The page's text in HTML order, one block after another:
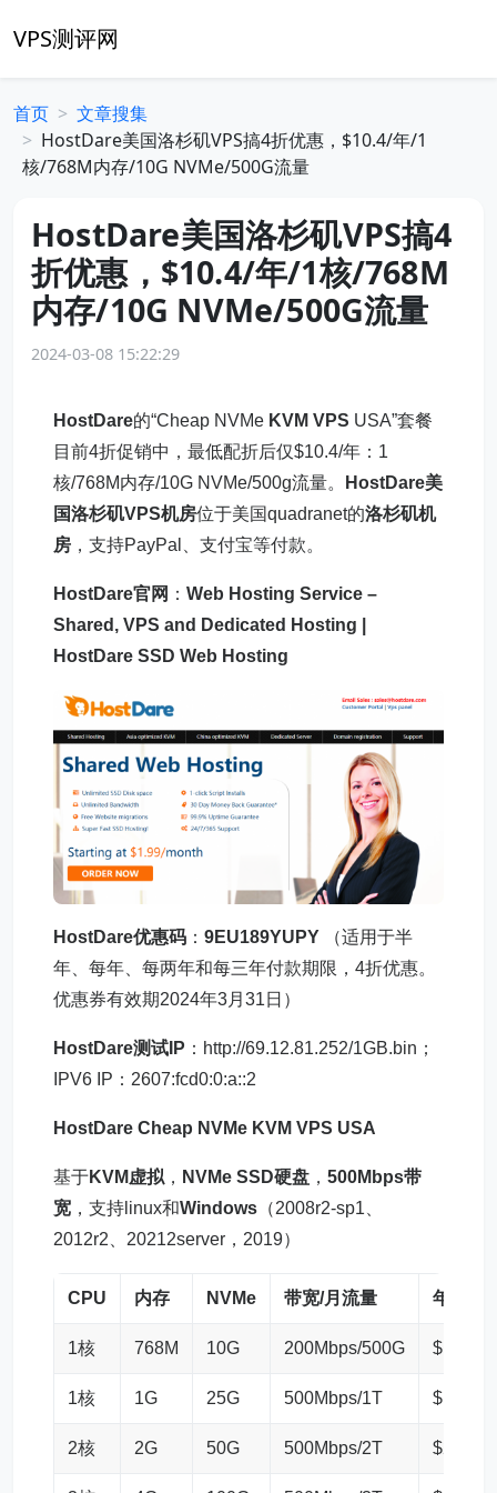
VPS测评网
首页
文章搜集
HostDare美国洛杉矶VPS搞4折优惠，$10.4/年/1
核/768M内存/10G NVMe/500G流量
HostDare美国洛杉矶VPS搞4
折优惠，$10.4/年/1核/768M
内存/10G NVMe/500G流量
2024-03-08 15:22:29
HostDare的“Cheap NVMe KVM VPS USA”套餐
目前4折促销中，最低配折后仅$10.4/年：1
核/768M内存/10G NVMe/500g流量。
HostDare美
国洛杉矶VPS机房位于美国quadranet的洛杉矶机
房 ，支持PayPal、支付宝等付款。
HostDare官网 ： Web Hosting Service –
Shared, VPS and Dedicated Hosting |
HostDare SSD Web Hosting
HostDare优惠码 ： 9EU189YUPY （适用于半
年、每年、每两年和每三年付款期限，4折优惠。
优惠券有效期2024年3月31日）
HostDare测试IP ：http://69.12.81.252/1GB.bin；
IPV6 IP：2607:fcd0:0:a::2
HostDare Cheap NVMe KVM VPS USA
基于KVM虚拟 ， NVMe SSD硬盘 ， 500Mbps带
宽 ，支持linux和Windows （2008r2-sp1、
2012r2、20212server，2019）
CPU 内存 NVMe 带宽/月流量 年付
1核 768M 10G 200Mbps/500G $10.4
1核 1G 25G 500Mbps/1T $16
2核 2G 50G 500Mbps/2T $28.4